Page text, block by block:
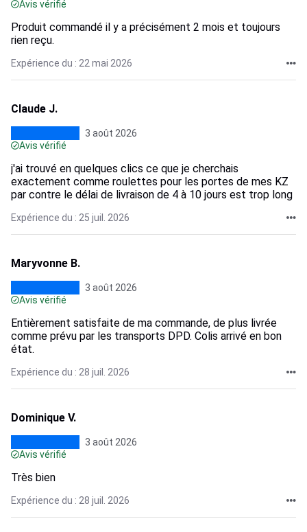
Avis vérifié
Produit commandé il y a précisément 2 mois et toujours
rien reçu.
Expérience du : 22 mai 2026
Claude J.
3 août 2026
Avis vérifié
j'ai trouvé en quelques clics ce que je cherchais
exactement comme roulettes pour les portes de mes KZ
par contre le délai de livraison de 4 à 10 jours est trop long
Expérience du : 25 juil. 2026
Maryvonne B.
3 août 2026
Avis vérifié
Entièrement satisfaite de ma commande, de plus livrée
comme prévu par les transports DPD. Colis arrivé en bon
état.
Expérience du : 28 juil. 2026
Dominique V.
3 août 2026
Avis vérifié
Très bien
Expérience du : 28 juil. 2026